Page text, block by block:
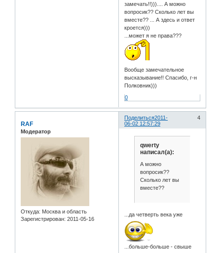
замечать!!))).... А можно
вопросик?? Сколько лет вы
вместе?? ... А здесь и ответ
кроется)))
...может я не права???
Вообще замечательное
высказывание!! Спасибо, г-н
Полковник)))
0
Поделиться 4
2011-
06-02 12:57:29
RAF
Модератор
Откуда: Москва и область
Зарегистрирован: 2011-05-16
qwerty
написал(а):
А можно
вопросик??
Сколько лет вы
вместе??
...да четверть века уже
...больше-больше - свыше